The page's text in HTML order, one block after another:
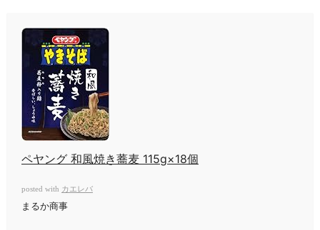
ペヤング 和風焼き蕎麦 115g×18個
posted with カエレバ
まるか商事